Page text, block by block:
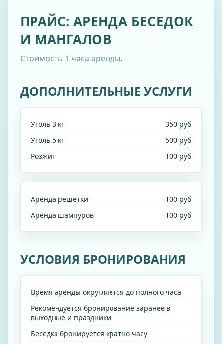
ПРАЙС: АРЕНДА БЕСЕДОК
И МАНГАЛОВ
Стоимость 1 часа аренды.
ДОПОЛНИТЕЛЬНЫЕ УСЛУГИ
Уголь 3 кг
350 руб
Уголь 5 кг
500 руб
Розжиг
100 руб
Аренда решетки
100 руб
Аренда шампуров
100 руб
УСЛОВИЯ БРОНИРОВАНИЯ
Время аренды округляется до полного часа
Рекомендуется бронирование заранее в
выходные и праздники
Беседка бронируется кратно часу